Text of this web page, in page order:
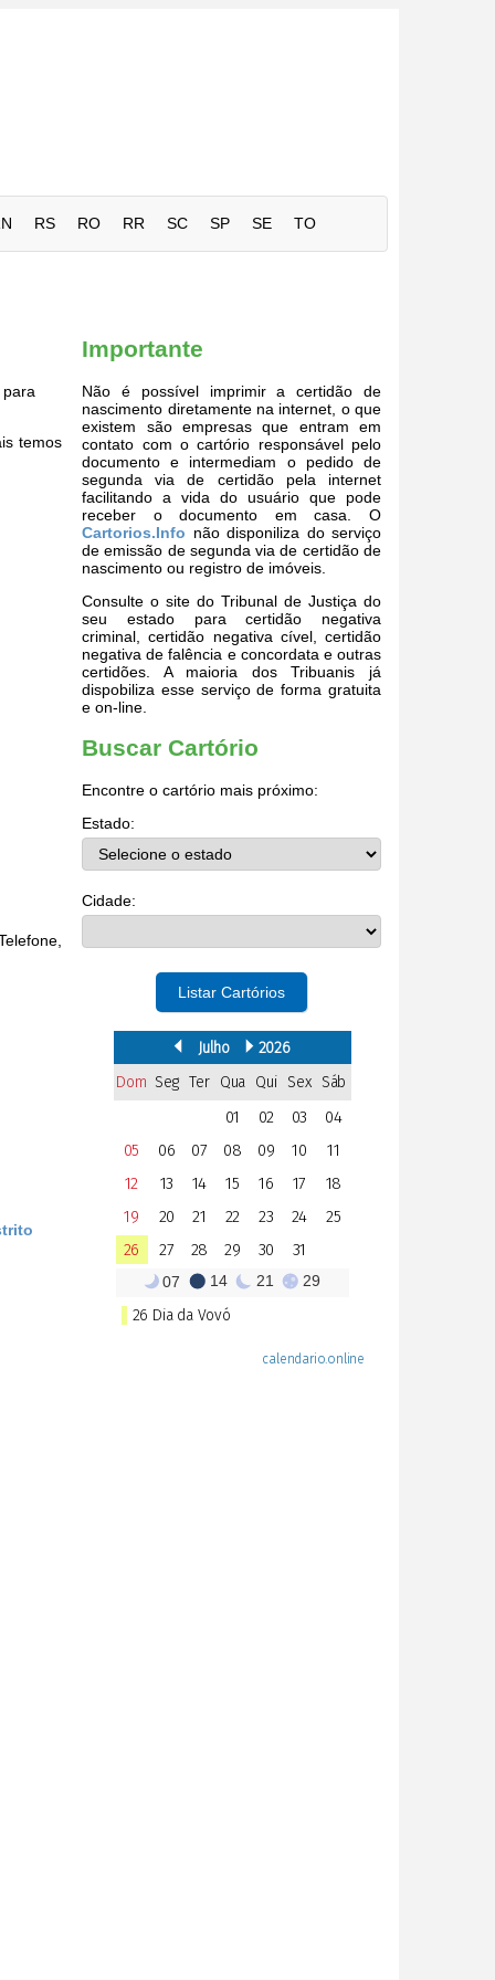
RS RO RR SC SP SE TO
para
temos
Importante
Não é possível imprimir a certidão de
nascimento diretamente na internet, o que
existem são empresas que entram em
contato com o cartório responsável pelo
documento e intermediam o pedido de
segunda via de certidão pela internet
facilitando a vida do usuário que pode
receber o documento em casa. O
Cartorios.Info não disponiliza do serviço
de emissão de segunda via de certidão de
nascimento ou registro de imóveis.
Consulte o site do Tribunal de Justiça do
seu estado para certidão negativa
criminal, certidão negativa cível, certidão
negativa de falência e concordata e outras
certidões. A maioria dos Tribuanis já
dispobiliza esse serviço de forma gratuita
e on-line.
Buscar Cartório
Encontre o cartório mais próximo:
Estado:
Cidade:
Listar Cartórios